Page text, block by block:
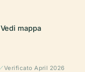
Vedi mappa
Verificato April 2026